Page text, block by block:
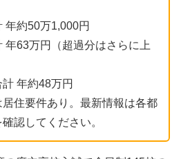
年約50万1,000円
年63万円（超過分はさらに上
年約48万円
住要件あり。最新情報は各都
認してください。